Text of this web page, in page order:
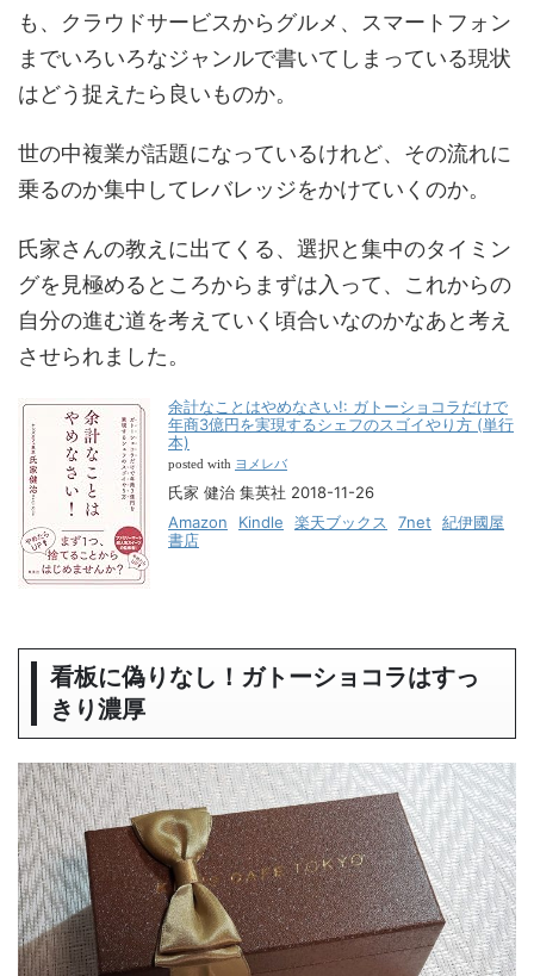
も、クラウドサービスからグルメ、スマートフォン
までいろいろなジャンルで書いてしまっている現状
はどう捉えたら良いものか。
世の中複業が話題になっているけれど、その流れに
乗るのか集中してレバレッジをかけていくのか。
氏家さんの教えに出てくる、選択と集中のタイミン
グを見極めるところからまずは入って、これからの
自分の進む道を考えていく頃合いなのかなあと考え
させられました。
余計なことはやめなさい!: ガトーショコラだけで
年商3億円を実現するシェフのスゴイやり方 (単行
本)
posted with ヨメレバ
氏家 健治 集英社 2018-11-26
Amazon
Kindle 楽天ブックス 7net
紀伊國屋
書店
看板に偽りなし！ガトーショコラはすっ
きり濃厚